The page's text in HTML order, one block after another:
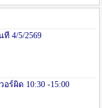
ที่ 4/5/2569
ร์ผิด 10:30 -15:00